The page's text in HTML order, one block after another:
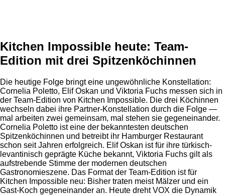
Kitchen Impossible heute: Team-
Edition mit drei Spitzenköchinnen
Die heutige Folge bringt eine ungewöhnliche Konstellation:
Cornelia Poletto, Elif Oskan und Viktoria Fuchs messen sich in
der Team-Edition von Kitchen Impossible. Die drei Köchinnen
wechseln dabei ihre Partner-Konstellation durch die Folge —
mal arbeiten zwei gemeinsam, mal stehen sie gegeneinander.
Cornelia Poletto ist eine der bekanntesten deutschen
Spitzenköchinnen und betreibt ihr Hamburger Restaurant
schon seit Jahren erfolgreich. Elif Oskan ist für ihre türkisch-
levantinisch geprägte Küche bekannt, Viktoria Fuchs gilt als
aufstrebende Stimme der modernen deutschen
Gastronomieszene. Das Format der Team-Edition ist für
Kitchen Impossible neu: Bisher traten meist Mälzer und ein
Gast-Koch gegeneinander an. Heute dreht VOX die Dynamik